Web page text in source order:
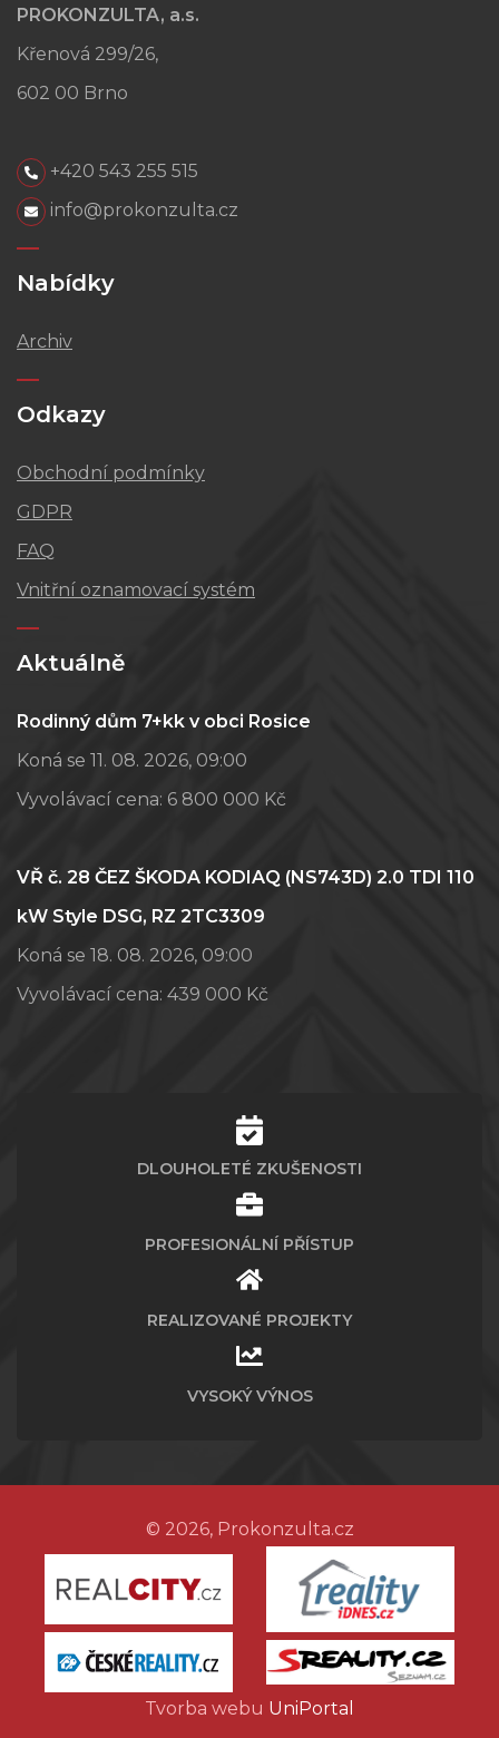
PROKONZULTA, a.s.
Křenová 299/26,
602 00 Brno
+420 543 255 515
info@prokonzulta.cz
Nabídky
Archiv
Odkazy
Obchodní podmínky
GDPR
FAQ
Vnitřní oznamovací systém
Aktuálně
Rodinný dům 7+kk v obci Rosice
Koná se 11. 08. 2026, 09:00
Vyvolávací cena: 6 800 000 Kč
VŘ č. 28 ČEZ ŠKODA KODIAQ (NS743D) 2.0 TDI 110
kW Style DSG, RZ 2TC3309
Koná se 18. 08. 2026, 09:00
Vyvolávací cena: 439 000 Kč
DLOUHOLETÉ ZKUŠENOSTI
PROFESIONÁLNÍ PŘÍSTUP
REALIZOVANÉ PROJEKTY
VYSOKÝ VÝNOS
© 2026, Prokonzulta.cz
Tvorba webu UniPortal